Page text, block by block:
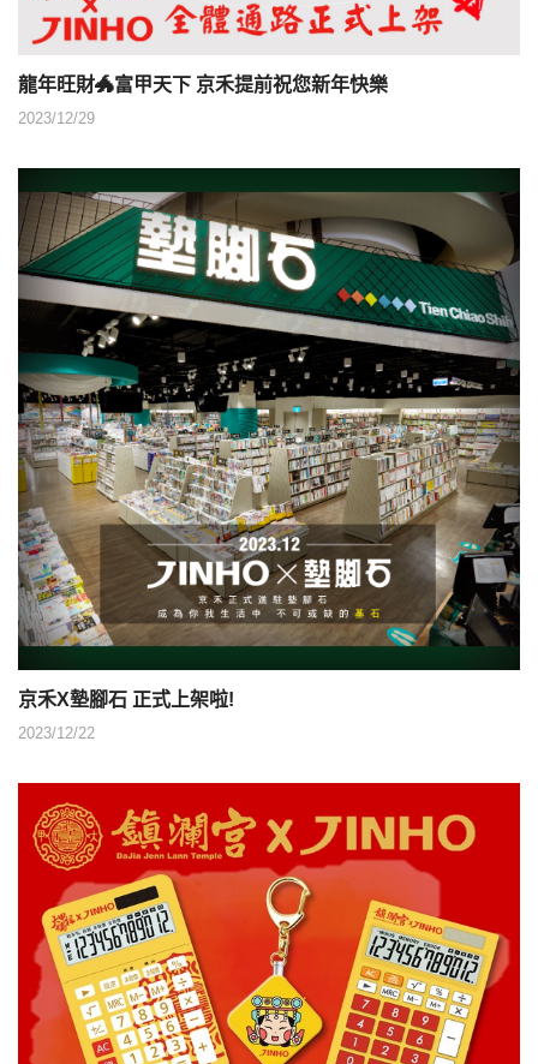
龍年旺財🐲富甲天下 京禾提前祝您新年快樂
2023/12/29
京禾X墊腳石 正式上架啦!
2023/12/22